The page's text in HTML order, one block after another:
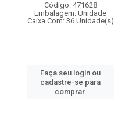
Código: 471628
Embalagem: Unidade
Caixa Com: 36 Unidade(s)
Faça seu login ou
cadastre-se para
comprar.